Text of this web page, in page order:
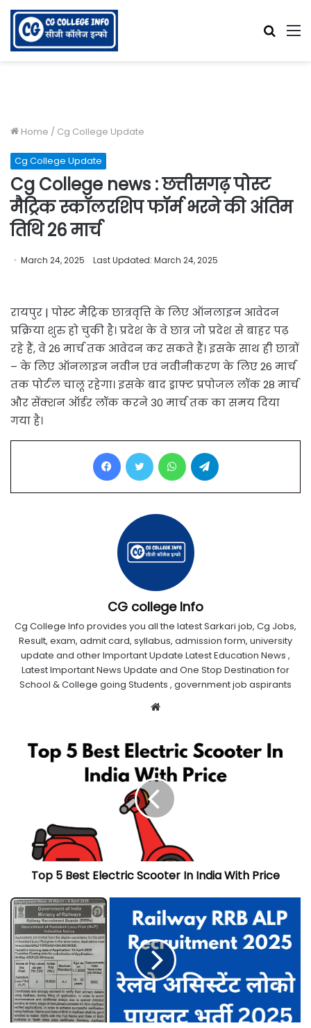
Home / Cg College Update
Cg College Update
Cg College news : छत्तीसगढ़ पोस्ट
मैट्रिक स्कॉलरशिप फॉर्म भरने की अंतिम
तिथि 26 मार्च
March 24, 2025 Last Updated: March 24, 2025
रायपुर | पोस्ट मैट्रिक छात्रवृत्ति के लिए ऑनलाइन आवेदन
प्रक्रिया शुरु हो चुकी है। प्रदेश के वे छात्र जो प्रदेश से बाहर पढ़
रहे हैं, वे 26 मार्च तक आवेदन कर सकते हैं। इसके साथ ही छात्रों
– के लिए ऑनलाइन नवीन एवं नवीनीकरण के लिए 26 मार्च
तक पोर्टल चालू रहेगा। इसके बाद ड्राफ्ट प्रपोजल लॉक 28 मार्च
और सेंक्शन ऑर्डर लॉक करने 30 मार्च तक का समय दिया
गया है।
FacebookTwitter WhatsApp
CG college Info
Cg College Info provides you all the latest Sarkari job, Cg Jobs,
Result, exam, admit card, syllabus, admission form, university
update and other Important Update Latest Education News ,
Latest Important News Update and One Stop Destination for
School & College going Students , government job aspirants
Website
Top 5 Best Electric Scooter In India With Price